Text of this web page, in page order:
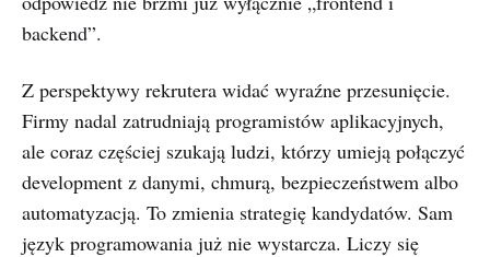
backend”.
Z perspektywy rekrutera widać wyraźne przesunięcie.
Firmy nadal zatrudniają programistów aplikacyjnych,
ale coraz częściej szukają ludzi, którzy umieją połączyć
development z danymi, chmurą, bezpieczeństwem albo
automatyzacją. To zmienia strategię kandydatów. Sam
język programowania już nie wystarcza. Liczy się